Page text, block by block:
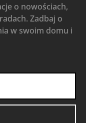
o nowościach,
Zadbaj o
w swoim domu i